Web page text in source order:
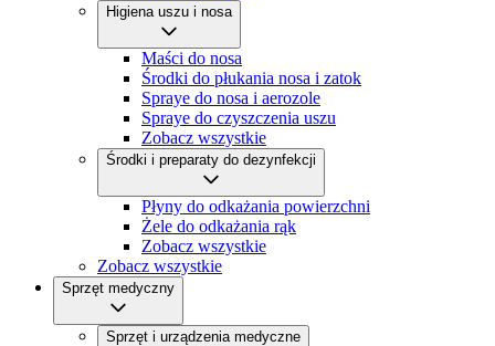
Higiena uszu i nosa
Maści do nosa
Środki do płukania nosa i zatok
Spraye do nosa i aerozole
Spraye do czyszczenia uszu
Zobacz wszystkie
Środki i preparaty do dezynfekcji
Płyny do odkażania powierzchni
Żele do odkażania rąk
Zobacz wszystkie
Zobacz wszystkie
Sprzęt medyczny
Sprzęt i urządzenia medyczne